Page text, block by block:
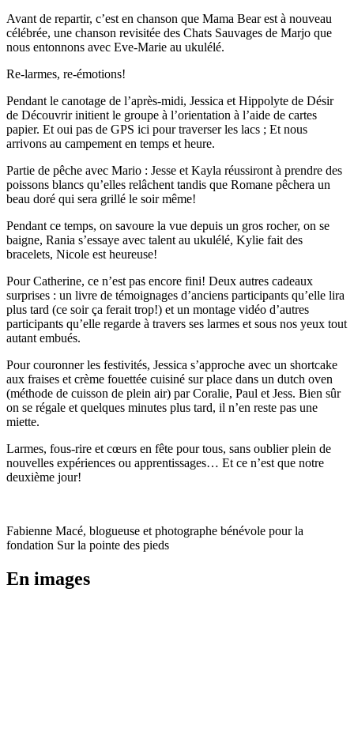
Avant de repartir, c’est en chanson que Mama Bear est à nouveau
célébrée, une chanson revisitée des Chats Sauvages de Marjo que
nous entonnons avec Eve-Marie au ukulélé.
Re-larmes, re-émotions!
Pendant le canotage de l’après-midi, Jessica et Hippolyte de Désir
de Découvrir initient le groupe à l’orientation à l’aide de cartes
papier. Et oui pas de GPS ici pour traverser les lacs ; Et nous
arrivons au campement en temps et heure.
Partie de pêche avec Mario : Jesse et Kayla réussiront à prendre des
poissons blancs qu’elles relâchent tandis que Romane pêchera un
beau doré qui sera grillé le soir même!
Pendant ce temps, on savoure la vue depuis un gros rocher, on se
baigne, Rania s’essaye avec talent au ukulélé, Kylie fait des
bracelets, Nicole est heureuse!
Pour Catherine, ce n’est pas encore fini! Deux autres cadeaux
surprises : un livre de témoignages d’anciens participants qu’elle lira
plus tard (ce soir ça ferait trop!) et un montage vidéo d’autres
participants qu’elle regarde à travers ses larmes et sous nos yeux tout
autant embués.
Pour couronner les festivités, Jessica s’approche avec un shortcake
aux fraises et crème fouettée cuisiné sur place dans un dutch oven
(méthode de cuisson de plein air) par Coralie, Paul et Jess. Bien sûr
on se régale et quelques minutes plus tard, il n’en reste pas une
miette.
Larmes, fous-rire et cœurs en fête pour tous, sans oublier plein de
nouvelles expériences ou apprentissages… Et ce n’est que notre
deuxième jour!
Fabienne Macé, blogueuse et photographe bénévole pour la
fondation Sur la pointe des pieds
En images